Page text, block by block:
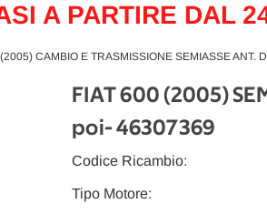
A PARTIRE DAL
CAMBIO E TRASMISSIONE SEMIASSE ANT.
FIAT 600 (2005)
poi- 46307369
Codice Ricambio:
Tipo Motore: